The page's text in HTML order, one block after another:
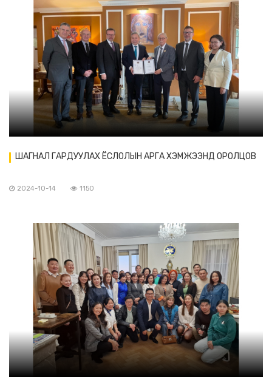
ШАГНАЛ ГАРДУУЛАХ ЁСЛОЛЫН АРГА ХЭМЖЭЭНД ОРОЛЦОВ
2024-10-14 1150